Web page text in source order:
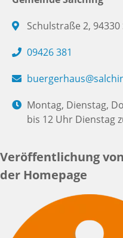
Schulstraße 2, 94330
09426 381
Montag, Dienstag,
bis 12 Uhr Dienstag
Veröffentlichung
der Homepage